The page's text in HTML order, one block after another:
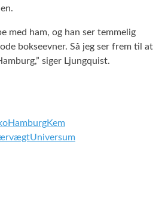
med ham, og han ser temmelig
bokseevner. Så jeg ser frem til at
siger Ljungquist.
HamburgKem
Universum